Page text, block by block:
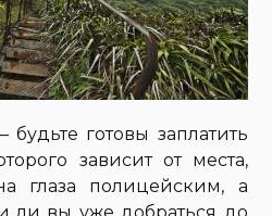
готовы заплатить
зависит от места,
глаза полицейским, а